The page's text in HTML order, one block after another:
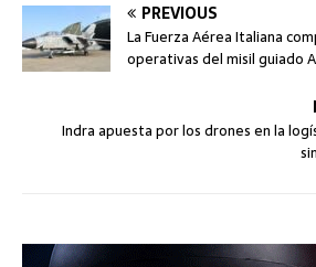
PREVIOUS
La Fuerza Aérea Italiana
operativas del misil guiado
Indra apuesta por los drones en la